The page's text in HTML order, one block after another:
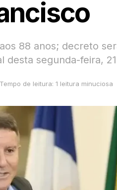
88 anos; decreto
desta segunda-feira, 21
Tempo de leitura: 1 leitura minuciosa